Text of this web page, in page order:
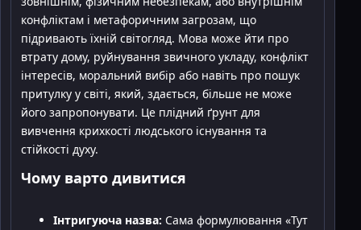
конфліктам і метафоричним загрозам, що
підривають їхній світогляд. Мова може йти про
втрату дому, руйнування звичного укладу, конфлікт
інтересів, моральний вибір або навіть про пошук
притулку у світі, який, здається, більше не може
його запропонувати. Це плідний ґрунт для
вивчення крихкості людського існування та
стійкості духу.
Чому варто дивитися
Інтригуюча назва: Сама формулювання «Тут